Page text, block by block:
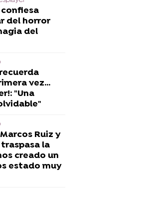
del horror
del
vez...
"Una
Ruiz y
la
creado un
estado muy